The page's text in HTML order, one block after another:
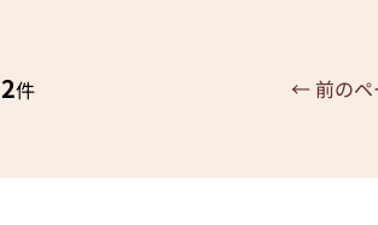
2件 ← 前のペ